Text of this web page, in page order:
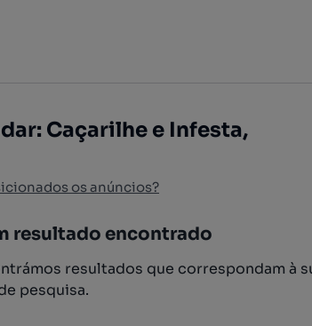
Caçarilhe e Infesta,
os anúncios?
resultado encontrado
resultados que correspondam à
pesquisa.